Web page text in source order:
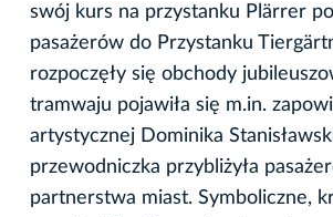
swój kurs na przystanku Plärrer
pasażerów do Przystanku
rozpoczęły się obchody
tramwaju pojawiła się m.in.
artystycznej Dominika
przewodniczka przybliżyła
partnerstwa miast. Symboliczne,